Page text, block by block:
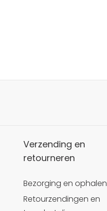
Verzending en
retourneren
Bezorging en ophalen
Retourzendingen en